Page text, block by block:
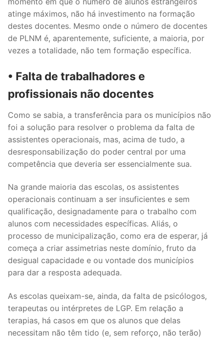
atinge máximos, não há investimento na formação
destes docentes. Mesmo onde o número de docentes
de PLNM é, aparentemente, suficiente, a maioria, por
vezes a totalidade, não tem formação específica.
• Falta de trabalhadores e
profissionais não docentes
Como se sabia, a transferência para os municípios não
foi a solução para resolver o problema da falta de
assistentes operacionais, mas, acima de tudo, a
desresponsabilização do poder central por uma
competência que deveria ser essencialmente sua.
Na grande maioria das escolas, os assistentes
operacionais continuam a ser insuficientes e sem
qualificação, designadamente para o trabalho com
alunos com necessidades específicas. Aliás, o
processo de municipalização, como era de esperar, já
começa a criar assimetrias neste domínio, fruto da
desigual capacidade e ou vontade dos municípios
para dar a resposta adequada.
As escolas queixam-se, ainda, da falta de psicólogos,
terapeutas ou intérpretes de LGP. Em relação a
terapias, há casos em que os alunos que delas
necessitam não têm tido (e, sem reforço, não terão)